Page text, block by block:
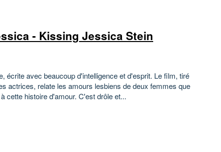
- Kissing Jessica Stein
écrite avec beaucoup d'intelligence et d'esprit. Le film, tiré
actrices, relate les amours lesbiens de deux femmes que
cette histoire d'amour. C'est drôle et...